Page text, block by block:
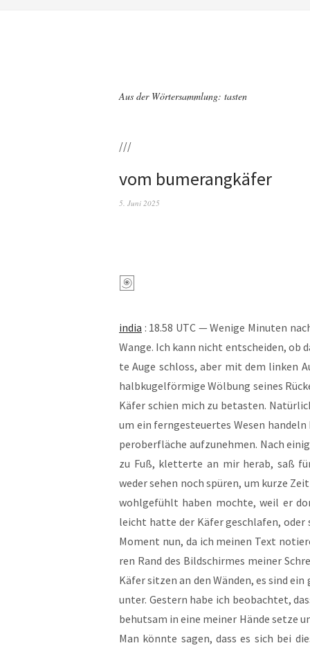
Aus der Wörtersammlung: tasten
///
vom bumerangkäfer
5. Juni 2025
india : 18.58 UTC — Weni­ge Minu­ten
Wan­ge. Ich kann nicht ent­schei­den, ob
te Auge schloss, aber mit dem lin­ken
halb­ku­gel­för­mi­ge Wöl­bung sei­nes
Käfer schien mich zu betas­ten.
um ein fern­ge­steu­er­tes Wesen
per­ober­flä­che auf­zu­neh­men. Nach
zu Fuß, klet­ter­te an mir her­ab, saß
weder sehen noch spü­ren, um kur­ze
wohl­ge­fühlt haben moch­te, weil er
leicht hat­te der Käfer geschla­fen,
Moment nun, da ich mei­nen Text
ren Rand des Bild­schir­mes mei­ner
Käfer sit­zen an den Wän­den, es sind
un­ter. Ges­tern habe ich beob­ach­tet,
behut­sam in eine mei­ner Hän­de set­ze
Man könn­te sagen, dass es sich bei